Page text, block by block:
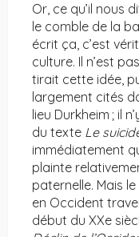
Or, ce qu’il nous
le comble de la
écrit ça, c’est
culture. Il n’est
tirait cette idée,
largement cités
lieu Durkheim ; il
du texte Le
immédiatement
plainte
paternelle. Mais
en Occident
début du XXe